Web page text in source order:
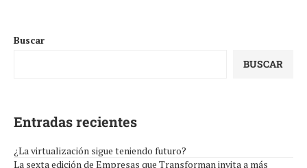
Buscar
BUSCAR
Entradas recientes
¿La virtualización sigue teniendo futuro?
La sexta edición de Empresas que Transforman invita a más